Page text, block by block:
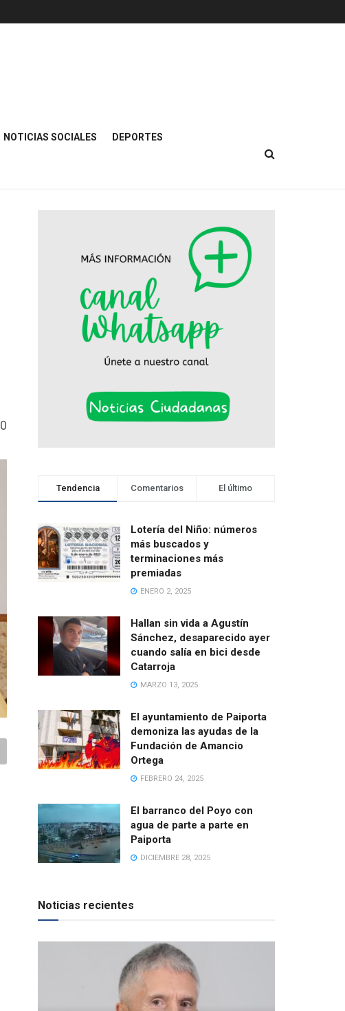
NOTICIAS SOCIALES DEPORTES
0
Tendencia Comentarios El último
Lotería del Niño: números
más buscados y
terminaciones más
premiadas
ENERO 2, 2025
Hallan sin vida a Agustín
Sánchez, desaparecido ayer
cuando salía en bici desde
Catarroja
MARZO 13, 2025
El ayuntamiento de Paiporta
demoniza las ayudas de la
Fundación de Amancio
Ortega
FEBRERO 24, 2025
El barranco del Poyo con
agua de parte a parte en
Paiporta
DICIEMBRE 28, 2025
Noticias recientes